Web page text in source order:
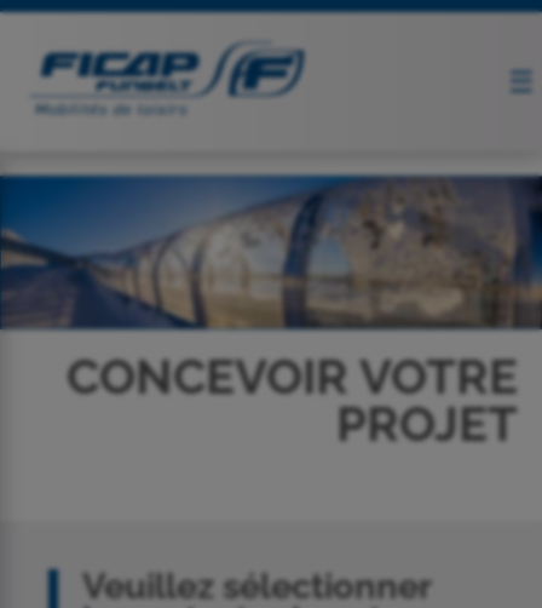
CONCEVOIR VOTRE
PROJET
Veuillez sélectionner